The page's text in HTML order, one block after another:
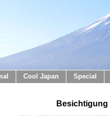
Cool Japan Special
Besichtigung